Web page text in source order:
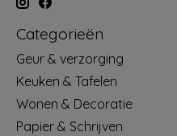
Categorieën
Geur & verzorging
Keuken & Tafelen
Wonen & Decoratie
Papier & Schrijven